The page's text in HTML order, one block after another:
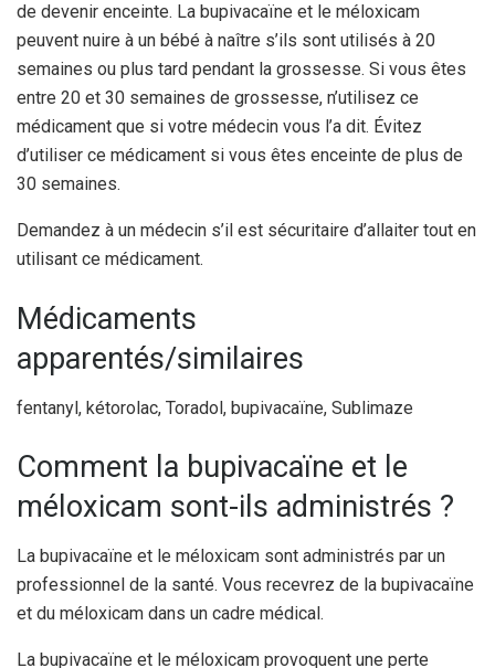
de devenir enceinte. La bupivacaïne et le méloxicam
peuvent nuire à un bébé à naître s’ils sont utilisés à 20
semaines ou plus tard pendant la grossesse. Si vous êtes
entre 20 et 30 semaines de grossesse, n’utilisez ce
médicament que si votre médecin vous l’a dit. Évitez
d’utiliser ce médicament si vous êtes enceinte de plus de
30 semaines.
Demandez à un médecin s’il est sécuritaire d’allaiter tout en
utilisant ce médicament.
Médicaments
apparentés/similaires
fentanyl, kétorolac, Toradol, bupivacaïne, Sublimaze
Comment la bupivacaïne et le
méloxicam sont-ils administrés ?
La bupivacaïne et le méloxicam sont administrés par un
professionnel de la santé. Vous recevrez de la bupivacaïne
et du méloxicam dans un cadre médical.
La bupivacaïne et le méloxicam provoquent une perte